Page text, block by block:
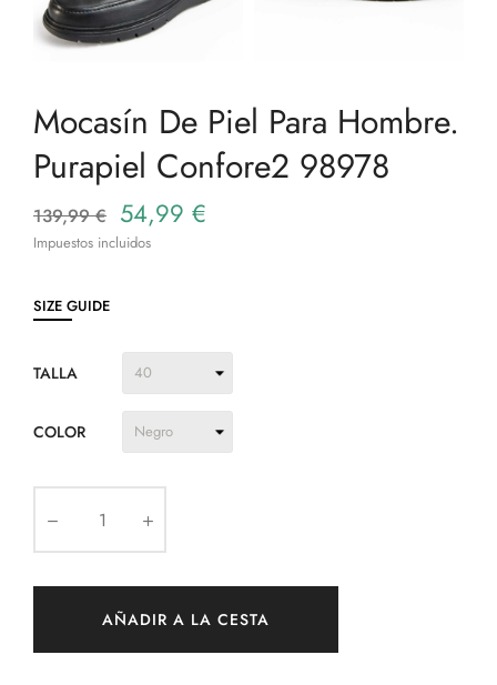
Mocasín De Piel Para Hombre.
Purapiel Confore2 98978
139,99 € 54,99 €
Impuestos incluidos
SIZE GUIDE
TALLA
COLOR
AÑADIR A LA CESTA